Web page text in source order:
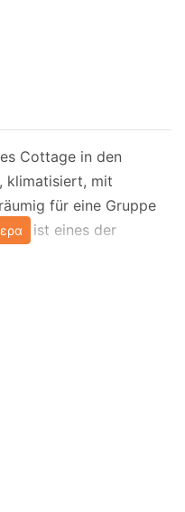
Cottage in den
klimatisiert, mit
für eine Gruppe
es ist eines der
einem
Abendessen im